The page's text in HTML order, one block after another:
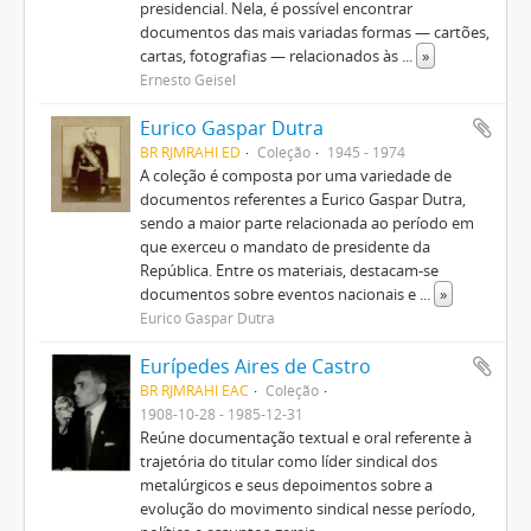
presidencial. Nela, é possível encontrar
documentos das mais variadas formas — cartões,
cartas, fotografias — relacionados às ... »
Ernesto Geisel
Eurico Gaspar Dutra
BR RJMRAHI ED Coleção 1945 - 1974
A coleção é composta por uma variedade de
documentos referentes a Eurico Gaspar Dutra,
sendo a maior parte relacionada ao período em
que exerceu o mandato de presidente da
República. Entre os materiais, destacam-se
documentos sobre eventos nacionais e ... »
Eurico Gaspar Dutra
Eurípedes Aires de Castro
BR RJMRAHI EAC
Coleção
1908-10-28 - 1985-12-31
Reúne documentação textual e oral referente à
trajetória do titular como líder sindical dos
metalúrgicos e seus depoimentos sobre a
evolução do movimento sindical nesse período,